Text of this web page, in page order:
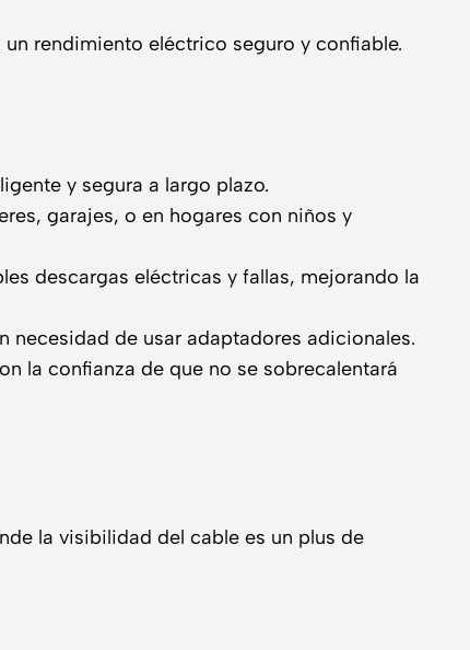
rendimiento eléctrico seguro y confiable.
y segura a largo plazo.
garajes, o en hogares con niños y
descargas eléctricas y fallas, mejorando la
necesidad de usar adaptadores adicionales.
la confianza de que no se sobrecalentará
la visibilidad del cable es un plus de